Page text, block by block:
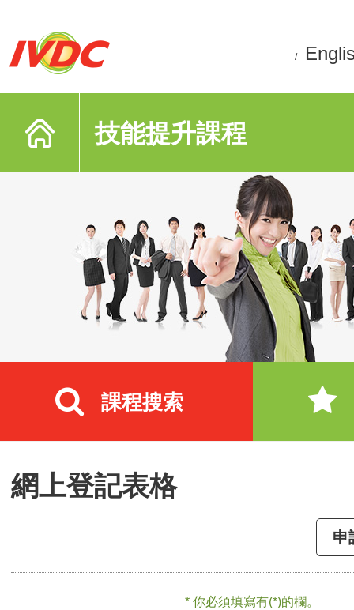
/
技能提升課程
課程搜索
網上登記表格
申
* 你必須填寫有(*)的欄。